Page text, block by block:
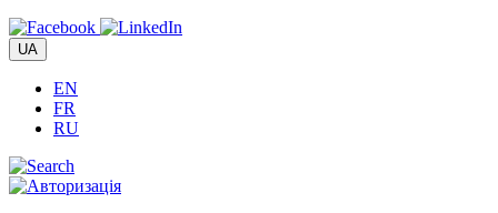
UA
EN
FR
RU